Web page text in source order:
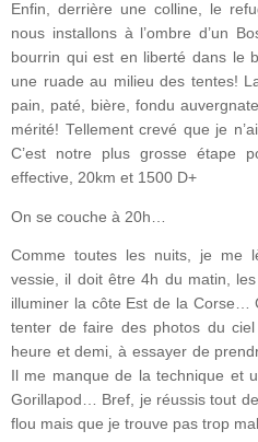
Enfin, derrière une colline, le
nous installons à l’ombre d’un
bourrin qui est en liberté dans le
une ruade au milieu des tentes!
pain, paté, bière, fondu
mérité! Tellement crevé que je
C’est notre plus grosse étape
effective, 20km et 1500 D+
On se couche à 20h…
Comme toutes les nuits, je me
vessie, il doit être 4h du matin,
illuminer la côte Est de la Corse…
tenter de faire des photos du
heure et demi, à essayer de
Il me manque de la technique et
Gorillapod… Bref, je réussis tout
flou mais que je trouve pas trop